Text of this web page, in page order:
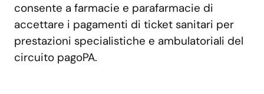
consente a farmacie e parafarmacie di
accettare i pagamenti di ticket sanitari per
prestazioni specialistiche e ambulatoriali del
circuito pagoPA.